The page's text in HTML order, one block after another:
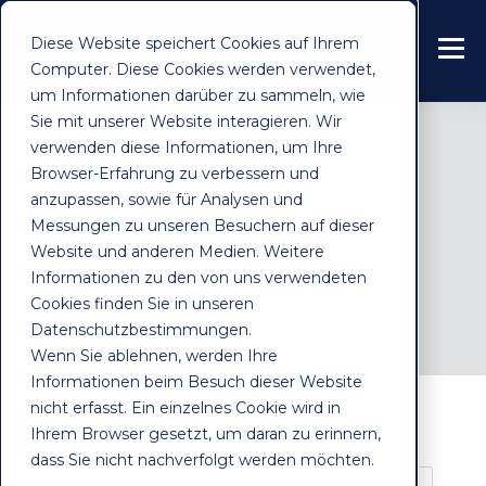
Diese Website speichert Cookies auf Ihrem
Computer. Diese Cookies werden verwendet,
um Informationen darüber zu sammeln, wie
Sie mit unserer Website interagieren. Wir
verwenden diese Informationen, um Ihre
Browser-Erfahrung zu verbessern und
anzupassen, sowie für Analysen und
Messungen zu unseren Besuchern auf dieser
Website und anderen Medien. Weitere
Informationen zu den von uns verwendeten
Cookies finden Sie in unseren
Datenschutzbestimmungen.
Wenn Sie ablehnen, werden Ihre
Informationen beim Besuch dieser Website
nicht erfasst. Ein einzelnes Cookie wird in
Ihrem Browser gesetzt, um daran zu erinnern,
dass Sie nicht nachverfolgt werden möchten.
AIlon Blog
ALL AUDIENCE INSIGHTS